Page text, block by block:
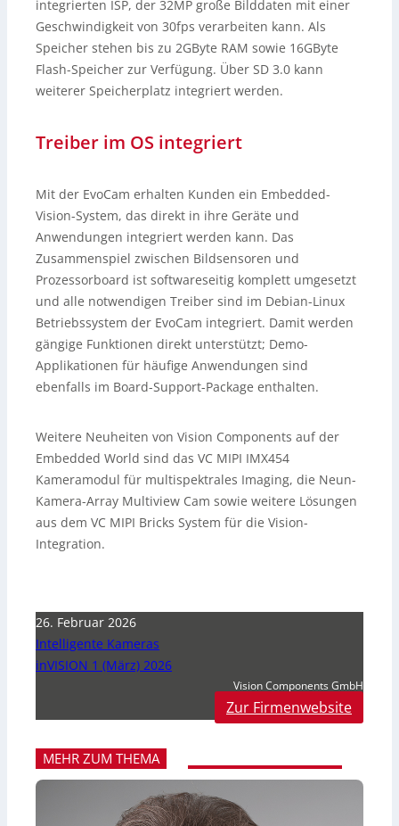
integrierten ISP, der 32MP große Bilddaten mit einer
Geschwindigkeit von 30fps verarbeiten kann. Als
Speicher stehen bis zu 2GByte RAM sowie 16GByte
Flash-Speicher zur Verfügung. Über SD 3.0 kann
weiterer Speicherplatz integriert werden.
Treiber im OS integriert
Mit der EvoCam erhalten Kunden ein Embedded-
Vision-System, das direkt in ihre Geräte und
Anwendungen integriert werden kann. Das
Zusammenspiel zwischen Bildsensoren und
Prozessorboard ist softwareseitig komplett umgesetzt
und alle notwendigen Treiber sind im Debian-Linux
Betriebssystem der EvoCam integriert. Damit werden
gängige Funktionen direkt unterstützt; Demo-
Applikationen für häufige Anwendungen sind
ebenfalls im Board-Support-Package enthalten.
Weitere Neuheiten von Vision Components auf der
Embedded World sind das VC MIPI IMX454
Kameramodul für multispektrales Imaging, die Neun-
Kamera-Array Multiview Cam sowie weitere Lösungen
aus dem VC MIPI Bricks System für die Vision-
Integration.
26. Februar 2026
Intelligente Kameras
inVISION 1 (März) 2026
Vision Components GmbH
Zur Firmenwebsite
MEHR ZUM THEMA